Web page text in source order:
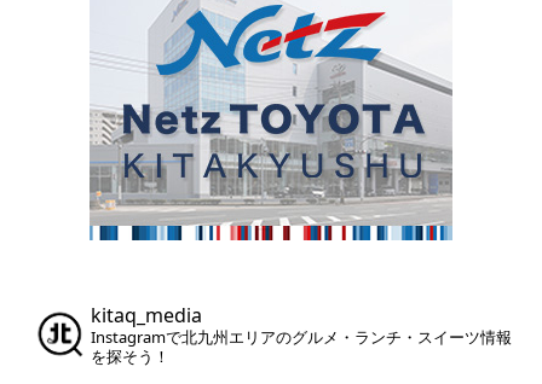
kitaq_media
Instagramで北九州エリアのグルメ・ランチ・スイーツ情報
を探そう！